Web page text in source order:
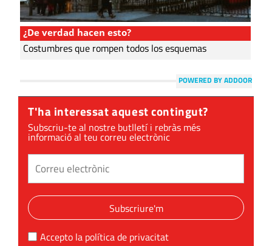
¿De verdad hacen esto?
Costumbres que rompen todos los esquemas
POWERED BY ADDOOR
T'ha interessat aquest contingut?
Subscriu-te al nostre butlletí i rebràs més
informació al teu correu electrònic
Subscriure'm
Accepto la política de privacitat